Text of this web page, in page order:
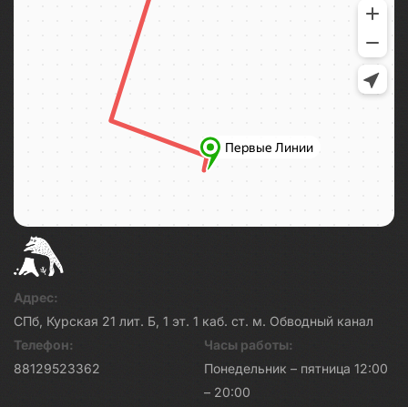
Адрес:
СПб, Курская 21 лит. Б, 1 эт. 1 каб. ст. м. Обводный канал
Телефон:
88129523362
Часы работы:
Понедельник – пятница 12:00
– 20:00